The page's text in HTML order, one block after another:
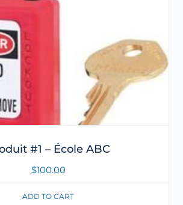
#1 – École ABC
$100.00
ADD TO CART